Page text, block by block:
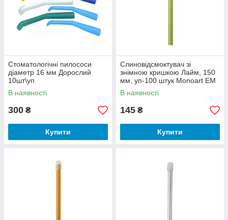
Параметри для класифікації
слиновідсмоктувачів
Стоматологічні пилососи
діаметр 16 мм Дорослий
10шт\уп
В наявності
300 ₴
Купити
Слиновідсмоктувач зі
знімною кришкою Лайм, 150
мм, уп-100 штук Monoart EM
15
В наявності
145 ₴
Купити